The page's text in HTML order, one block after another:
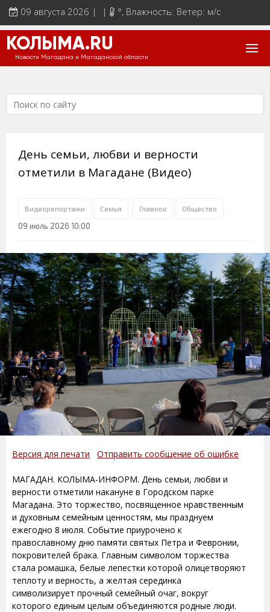
09 августа 2026 | | °, Влажность: Ветер: м/с
КОЛЫМА.RU
Новости Магадана и Магаданской области
День семьи, любви и верности
отметили в Магадане (Видео)
Видеорепортажи Семья Главное Общество
09 июль 2026 10:00
Версия для печати Отправить сообщение об ошибке
МАГАДАН. КОЛЫМА-ИНФОРМ. День семьи, любви и
верности отметили накануне в Городском парке
Магадана. Это торжество, посвященное нравственным
и духовным семейным ценностям, мы празднуем
ежегодно 8 июля. Событие приурочено к
православному дню памяти святых Петра и Февронии,
покровителей брака. Главным символом торжества
стала ромашка, белые лепестки которой олицетворяют
теплоту и верность, а желтая серединка
символизирует прочный семейный очаг, вокруг
которого единым целым объединяются родные люди.